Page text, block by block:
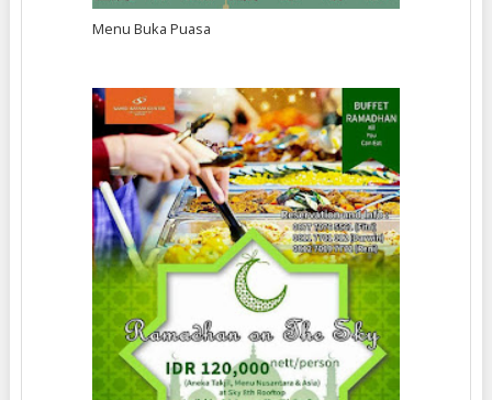
Menu Buka Puasa